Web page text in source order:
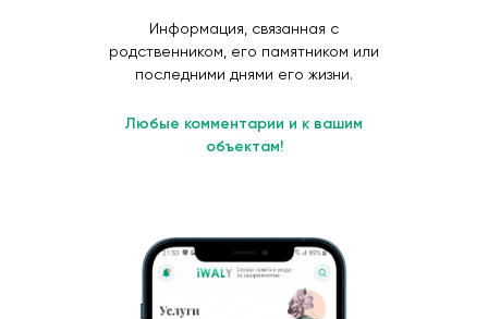
Информация, связанная с
родственником, его памятником или
последними днями его жизни.
Любые комментарии и к вашим
объектам!